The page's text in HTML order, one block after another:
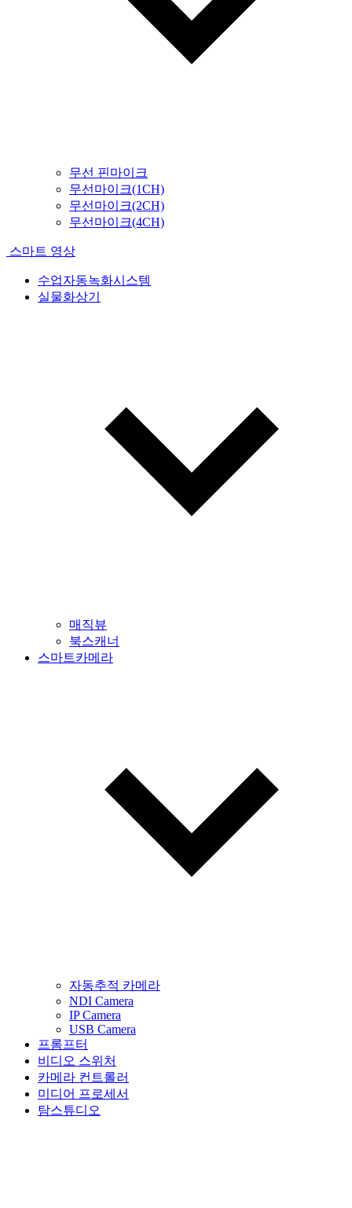
무선 핀마이크
무선마이크(1CH)
무선마이크(2CH)
무선마이크(4CH)
스마트 영상
수업자동녹화시스템
실물화상기
매직뷰
북스캐너
스마트카메라
자동추적 카메라
NDI Camera
IP Camera
USB Camera
프롬프터
비디오 스위처
카메라 컨트롤러
미디어 프로세서
탐스튜디오